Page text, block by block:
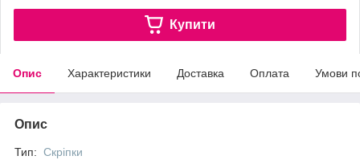
Купити
Опис Характеристики Доставка Оплата Умови
Опис
Тип: Скріпки